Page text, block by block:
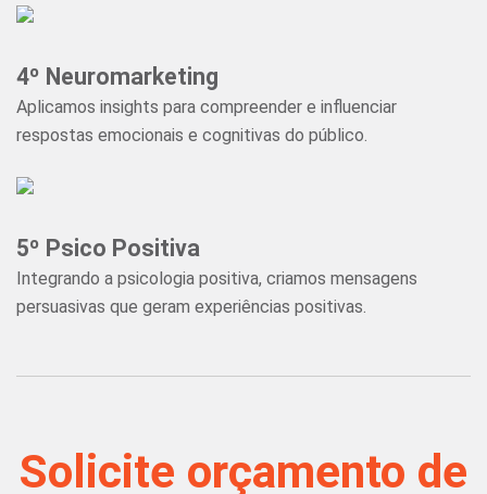
4º Neuromarketing
Aplicamos insights para compreender e influenciar
respostas emocionais e cognitivas do público.
5º Psico Positiva
Integrando a psicologia positiva, criamos mensagens
persuasivas que geram experiências positivas.
Solicite orçamento de